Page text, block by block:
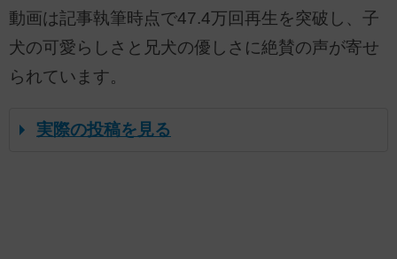
動画は記事執筆時点で47.4万回再生を突破し、子
犬の可愛らしさと兄犬の優しさに絶賛の声が寄せ
られています。
実際の投稿を見る